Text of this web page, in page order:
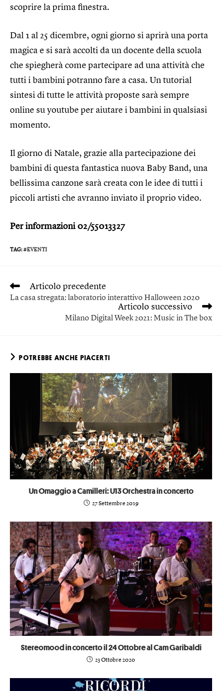
scoprire la prima finestra.
Dal 1 al 25 dicembre, ogni giorno si aprirà una porta
magica e si sarà accolti da un docente della scuola
che spiegherà come partecipare ad una attività che
tutti i bambini potranno fare a casa. Un tutorial
sintesi di tutte le attività proposte sarà sempre
online su youtube per aiutare i bambini in qualsiasi
momento.
Il giorno di Natale, grazie alla partecipazione dei
bambini di questa fantastica nuova Baby Band, una
bellissima canzone sarà creata con le idee di tutti i
piccoli artisti che avranno inviato il proprio video.
Per informazioni 02/55013327
TAG:#EVENTI
Articolo precedente
La casa stregata: laboratorio interattivo Halloween 2020
Articolo successivo
Milano Digital Week 2021: Music in The box
POTREBBE ANCHE PIACERTI
Un Omaggio a Camilleri: U13 Orchestra in concerto
27 Settembre 2019
Stereomood in concerto il 24 Ottobre al Cam Garibaldi
23 Ottobre 2020